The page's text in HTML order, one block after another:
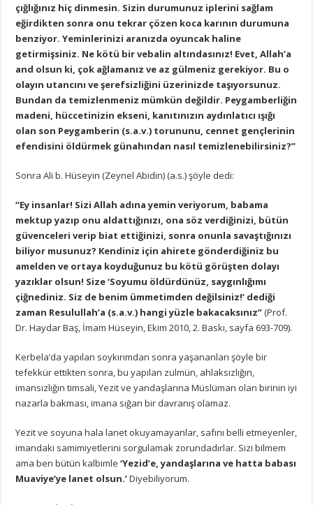
çığlığınız hiç dinmesin. Sizin durumunuz iplerini sağlam
eğirdikten sonra onu tekrar çözen koca karının durumuna
benziyor. Yeminlerinizi aranızda oyuncak haline
getirmişsiniz. Ne kötü bir vebalin altındasınız! Evet, Allah’a
and olsun ki, çok ağlamanız ve az gülmeniz gerekiyor. Bu o
olayın utancını ve şerefsizliğini üzerinizde taşıyorsunuz.
Bundan da temizlenmeniz mümkün değildir. Peygamberliğin
madeni, hüccetinizin ekseni, kanıtınızın aydınlatıcı ışığı
olan son Peygamberin (s.a.v.) torununu, cennet gençlerinin
efendisini öldürmek günahından nasıl temizlenebilirsiniz?”
Sonra Ali b. Hüseyin (Zeynel Abidin) (a.s.) şöyle dedi:
“Ey insanlar! Sizi Allah adına yemin veriyorum, babama
mektup yazıp onu aldattığınızı, ona söz verdiğinizi, bütün
güvenceleri verip biat ettiğinizi, sonra onunla savaştığınızı
biliyor musunuz? Kendiniz için ahirete gönderdiğiniz bu
amelden ve ortaya koyduğunuz bu kötü görüşten dolayı
yazıklar olsun! Size ‘Soyumu öldürdünüz, saygınlığımı
çiğnediniz. Siz de benim ümmetimden değilsiniz!’ dediği
zaman Resulullah’a (s.a.v.) hangi yüzle bakacaksınız”(Prof.
Dr. Haydar Baş, İmam Hüseyin, Ekim 2010, 2. Baskı, sayfa 693-709).
Kerbela’da yapılan soykırımdan sonra yaşananları şöyle bir
tefekkür ettikten sonra, bu yapılan zulmün, ahlaksızlığın,
imansızlığın timsali, Yezit ve yandaşlarına Müslüman olan birinin iyi
nazarla bakması, imana sığan bir davranış olamaz.
Yezit ve soyuna hala lanet okuyamayanlar, safını belli etmeyenler,
imandaki samimiyetlerini sorgulamak zorundadırlar. Sizi bilmem
ama ben bütün kalbimle‘Yezid’e, yandaşlarına ve hatta babası
Muaviye’ye lanet olsun.’Diyebiliyorum.